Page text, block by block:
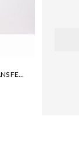
CALÇA LE LIS CAPRI TAMY JEANS FEMININA